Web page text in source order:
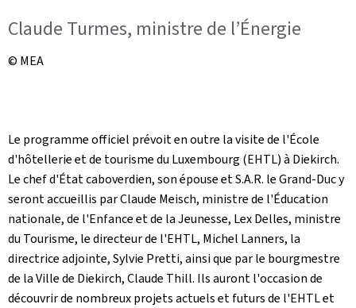
Claude Turmes, ministre de l’Énergie
© MEA
Le programme officiel prévoit en outre la visite de l'École
d'hôtellerie et de tourisme du Luxembourg (EHTL) à Diekirch.
Le chef d'État caboverdien, son épouse et S.A.R. le Grand-Duc y
seront accueillis par Claude Meisch, ministre de l'Éducation
nationale, de l'Enfance et de la Jeunesse, Lex Delles, ministre
du Tourisme, le directeur de l'EHTL, Michel Lanners, la
directrice adjointe, Sylvie Pretti, ainsi que par le bourgmestre
de la Ville de Diekirch, Claude Thill. Ils auront l'occasion de
découvrir de nombreux projets actuels et futurs de l'EHTL et